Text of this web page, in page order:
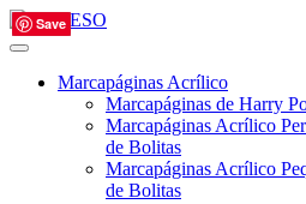
Marcapáginas Acrílico
Marcapáginas de Harry
Marcapáginas Acrílico
de Bolitas
Marcapáginas Acrílico
de Bolitas
Save
Save
Save
Save
Save